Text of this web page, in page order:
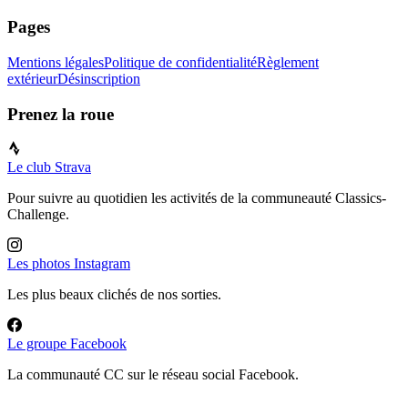
Pages
Mentions légalesPolitique de confidentialitéRèglement
extérieurDésinscription
Prenez la roue
Le club Strava
Pour suivre au quotidien les activités de la communeauté Classics-
Challenge.
Les photos Instagram
Les plus beaux clichés de nos sorties.
Le groupe Facebook
La communauté CC sur le réseau social Facebook.